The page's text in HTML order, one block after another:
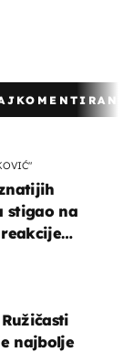
stigao na
najbolje